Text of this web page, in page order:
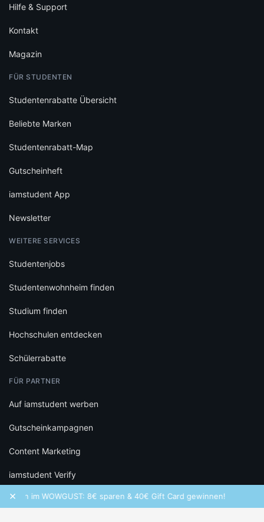
×im WOWGUST: 8€ sparen & 40€ Gift Card gewinnen!
Hilfe & Support
Kontakt
Magazin
FÜR STUDENTEN
Studentenrabatte Übersicht
Beliebte Marken
Studentenrabatt-Map
Gutscheinheft
iamstudent App
Newsletter
WEITERE SERVICES
Studentenjobs
Studentenwohnheim finden
Studium finden
Hochschulen entdecken
Schülerrabatte
FÜR PARTNER
Auf iamstudent werben
Gutscheinkampagnen
Content Marketing
iamstudent Verify